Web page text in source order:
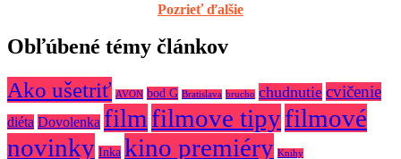
Pozrieť ďalšie
Obľúbené témy článkov
Ako ušetriť AVON bod G Bratislava brucho chudnutie cvičenie
diéta Dovolenka film filmove tipyfilmové
novinky Inka kino premiéry Knihy